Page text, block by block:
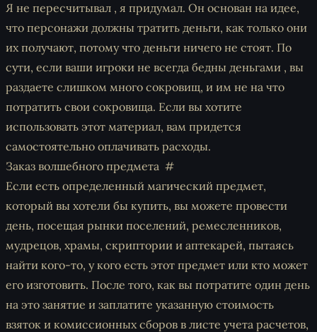
Я не пересчитывал , я придумал. Он основан на идее,
что персонажи должны тратить деньги, как только они
их получают, потому что деньги ничего не стоят. По
сути, если ваши игроки не всегда бедны деньгами , вы
раздаете слишком много сокровищ, и им не на что
потратить свои сокровища. Если вы хотите
использовать этот материал, вам придется
самостоятельно оплачивать расходы.
Заказ волшебного предмета
Если есть определенный магический предмет,
который вы хотели бы купить, вы можете провести
день, посещая рынки поселений, ремесленников,
мудрецов, храмы, скриптории и аптекарей, пытаясь
найти кого-то, у кого есть этот предмет или кто может
его изготовить. После того, как вы потратите один день
на это занятие и заплатите указанную стоимость
взяток и комиссионных сборов в листе учета расчетов,